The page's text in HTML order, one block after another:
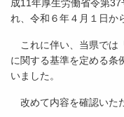
成11年厚生労働省令第
れ、令和６年４月１日か
これに伴い、当県では
に関する基準を定める条
いました。
改めて内容を確認いた